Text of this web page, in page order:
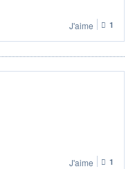
J'aime 1
J'aime 1